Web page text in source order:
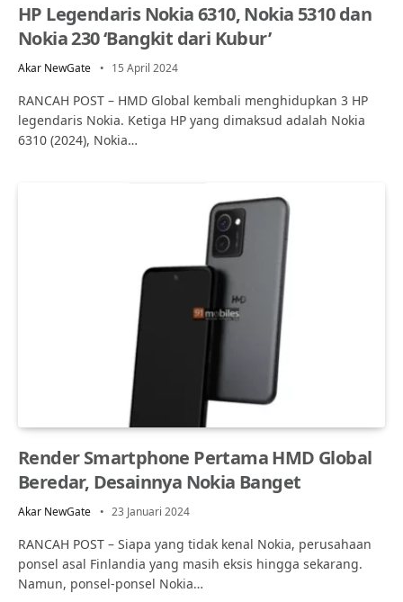
HP Legendaris Nokia 6310, Nokia 5310 dan
Nokia 230 ‘Bangkit dari Kubur’
Akar NewGate 15 April 2024
RANCAH POST – HMD Global kembali menghidupkan 3 HP
legendaris Nokia. Ketiga HP yang dimaksud adalah Nokia
6310 (2024), Nokia…
Render Smartphone Pertama HMD Global
Beredar, Desainnya Nokia Banget
Akar NewGate 23 Januari 2024
RANCAH POST – Siapa yang tidak kenal Nokia, perusahaan
ponsel asal Finlandia yang masih eksis hingga sekarang.
Namun, ponsel-ponsel Nokia…